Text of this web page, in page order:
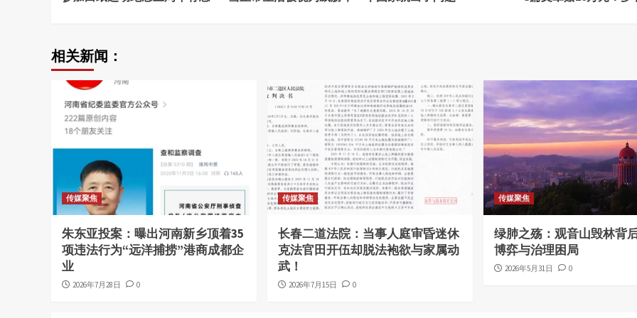
相关新闻：
传媒聚焦
朱东亚投案：曝出河南新乡顶着35
项违法行为“远洋捕捞”港商成都企
业
2026年7月28日 0
传媒聚焦
长春二道法院：当事人庭审昏迷休
克法官田开伍却脱法袍欲与家属动
武！
2026年7月15日 0
传媒聚焦
绿肺之殇：观音山毁林背
博弈与治理困局
2026年5月31日 0